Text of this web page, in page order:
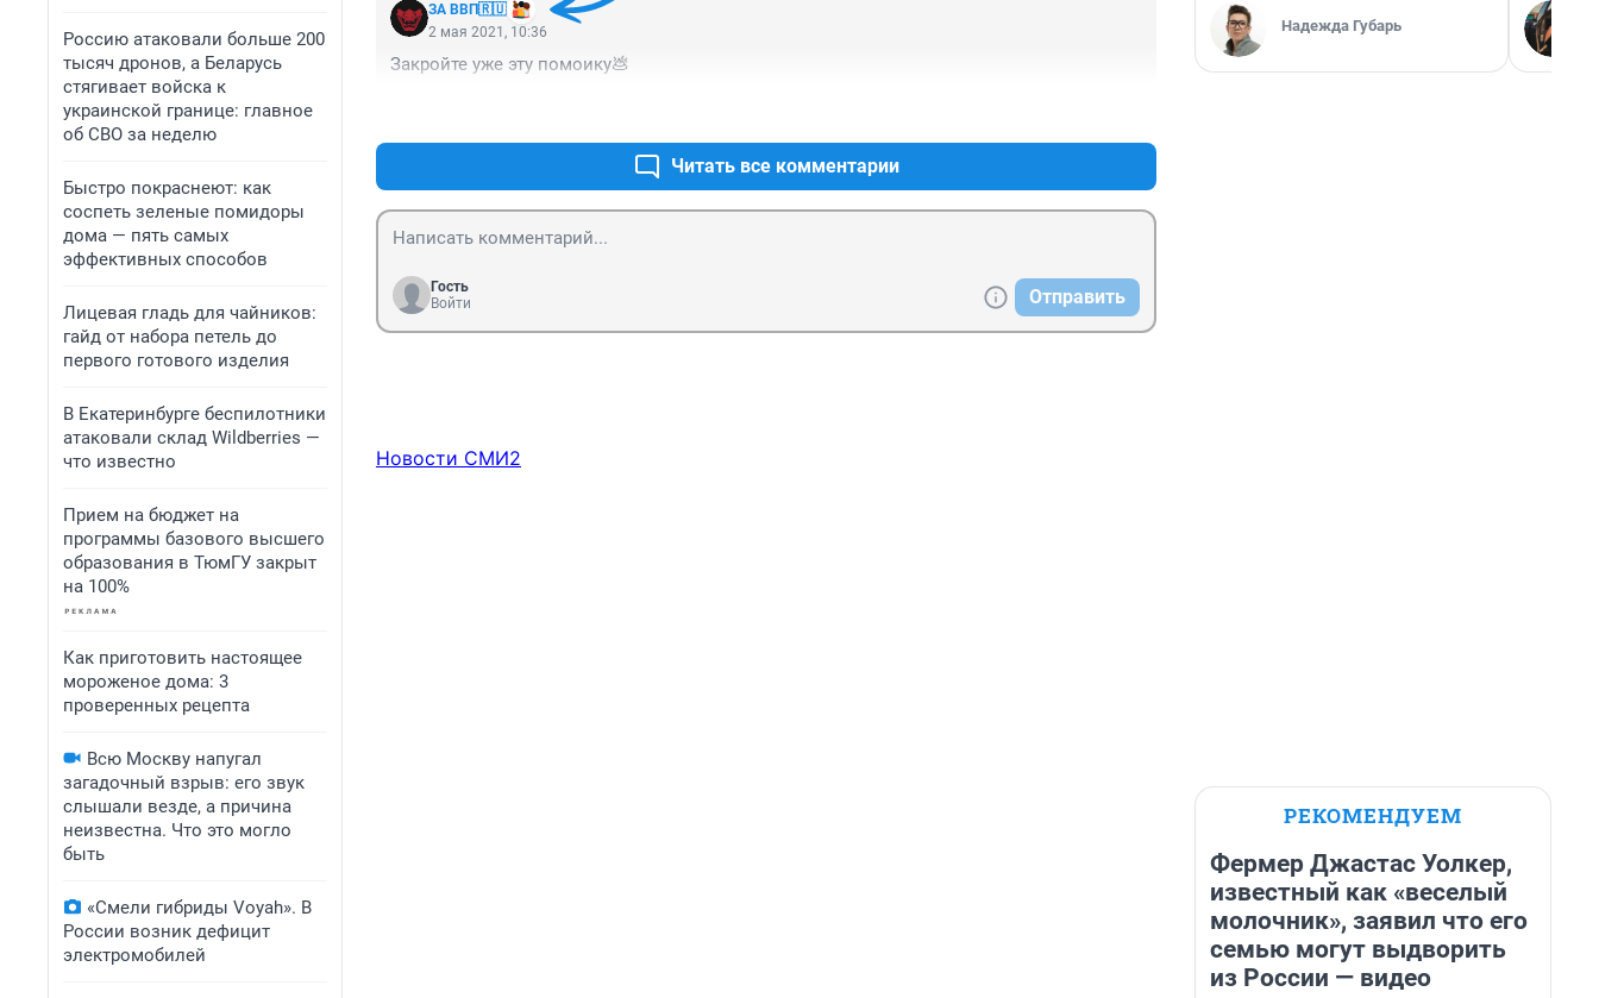
Россию атаковали больше 200
тысяч дронов, а Беларусь
стягивает войска к
украинской границе: главное
об СВО за неделю
Быстро покраснеют: как
соспеть зеленые помидоры
дома — пять самых
эффективных способов
Лицевая гладь для чайников:
гайд от набора петель до
первого готового изделия
В Екатеринбурге беспилотники
атаковали склад Wildberries —
что известно
Прием на бюджет на
программы базового высшего
образования в ТюмГУ закрыт
на 100%
Как приготовить настоящее
мороженое дома: 3
проверенных рецепта
Всю Москву напугал
загадочный взрыв: его звук
слышали везде, а причина
неизвестна. Что это могло
быть
«Смели гибриды Voyah». В
России возник дефицит
электромобилей
ЗА ВВП🇷🇺
2 мая 2021, 10:36
Закройте уже эту помоику💩
Читать все комментарии
Гость
Войти
Отправить
Новости СМИ2
Надежда Губарь
РЕКОМЕНДУЕМ
Фермер Джастас Уолкер,
известный как «веселый
молочник», заявил что его
семью могут выдворить
из России — видео